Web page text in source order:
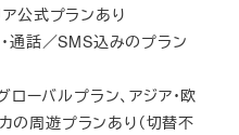
公式プランあり
通話／SMS込みのプラン
ーバルプラン、アジア・欧
の周遊プランあり（切替不